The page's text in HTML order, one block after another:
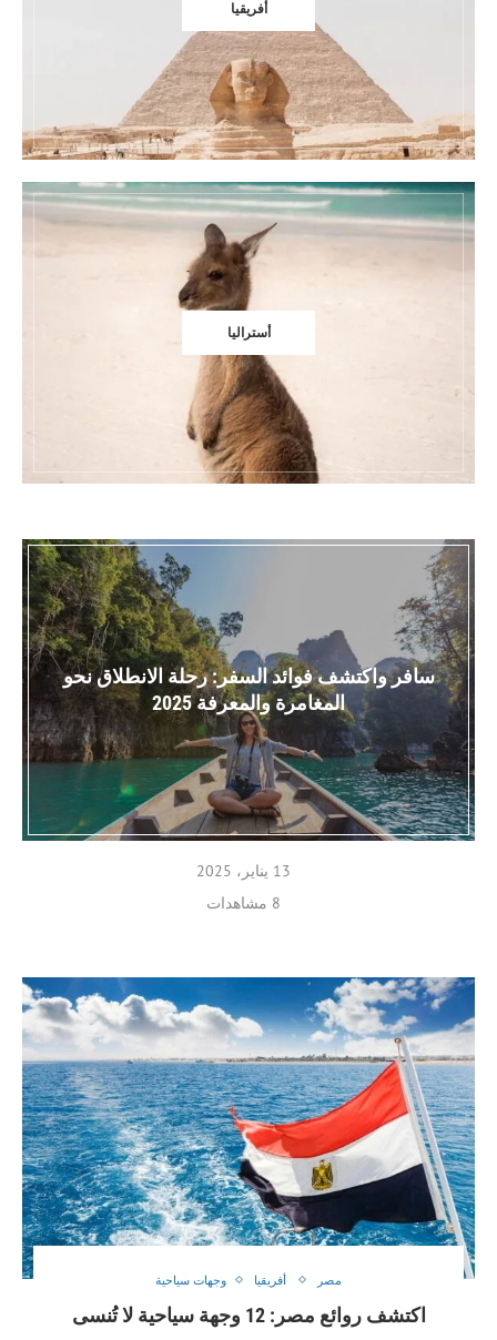
أفريقيا
أستراليا
سافر واكتشف فوائد السفر: رحلة الانطلاق نحو
المغامرة والمعرفة 2025
13 يناير، 2025
8 مشاهدات
مصر أفريقيا وجهات سياحية
اكتشف روائع مصر: 12 وجهة سياحية لا تُنسى